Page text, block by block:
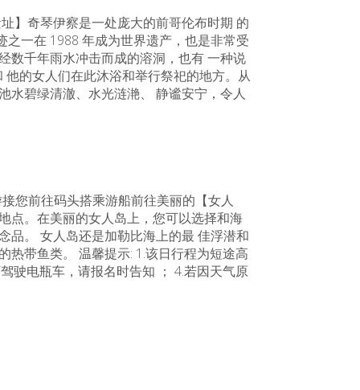
】奇琴伊察是一处庞大的前哥伦布时期 的
一在 1988 年成为世界遗产，也是非常受
数千年雨水冲击而成的溶洞，也有 一种说
的女人们在此沐浴和举行祭祀的地方。从
水碧绿清澈、水光涟滟、 静谧安宁，令人
您前往码头搭乘游船前往美丽的【女人
点。在美丽的女人岛上，您可以选择和海
品。 女人岛还是加勒比海上的最 佳浮潜和
热带鱼类。 温馨提示: 1.该日行程为短途高
驶电瓶车，请报名时告知 ； 4.若因天气原